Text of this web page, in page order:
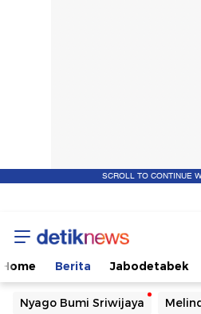
SCROLL TO CONTINUE
Home Berita Jabodetabek
Nyago Bumi Sriwijaya